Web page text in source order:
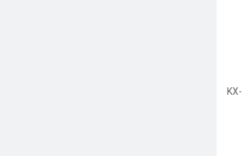
تلفن باسیم پاناسونیک مدل KX-